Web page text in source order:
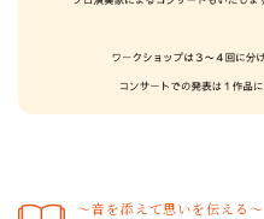
～音を添えて思いを伝える～